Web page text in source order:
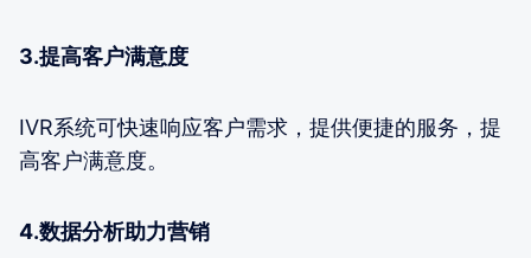
3.提高客户满意度
IVR系统可快速响应客户需求，提供便捷的服务，提
高客户满意度。
4.数据分析助力营销